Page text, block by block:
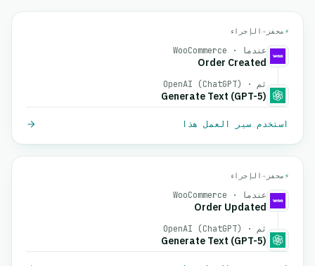
⚡ محفز →الإجراء
عندما · WooCommerce
Order Created
ثم · OpenAI (ChatGPT)
Generate Text (GPT-5)
استخدم سير العمل هذا
⚡ محفز →الإجراء
عندما · WooCommerce
Order Updated
ثم · OpenAI (ChatGPT)
Generate Text (GPT-5)